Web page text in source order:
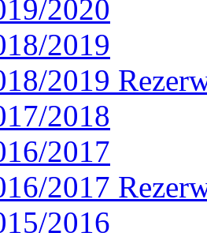
2020
2019
2019
2018
2017
2017
2016